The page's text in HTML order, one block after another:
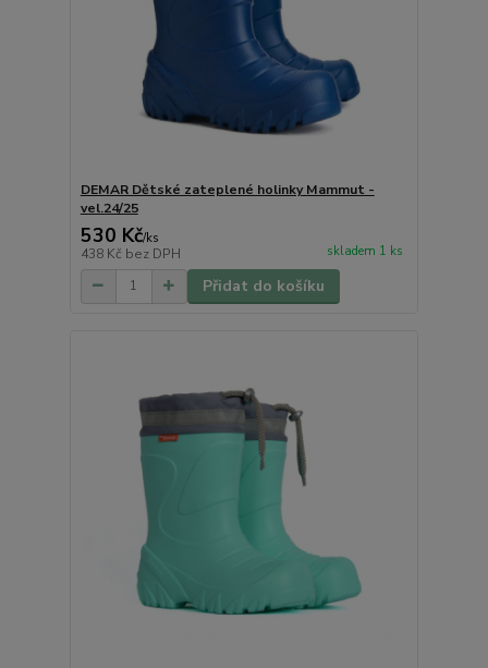
DEMAR Dětské zateplené holinky Mammut -
vel.24/25
530 Kč/ks
438 Kč bez DPH skladem 1 ks
Přidat do košíku